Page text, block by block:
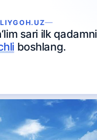
sari ilk qadamni
boshlang.